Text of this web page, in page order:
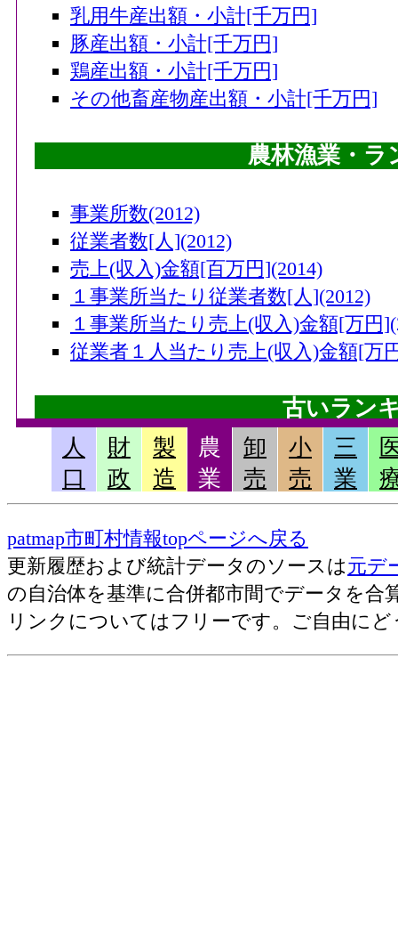
乳用牛産出額・小計[千万円]
豚産出額・小計[千万円]
鶏産出額・小計[千万円]
その他畜産物産出額・小計[千万円]
農林漁業・ラ
事業所数(2012)
従業者数[人](2012)
売上(収入)金額[百万円](2014)
１事業所当たり従業者数[人](2012)
１事業所当たり売上(収入)金額[万円
従業者１人当たり売上(収入)金額[万
古いラン
畜産産出額・小計[千万円](2006)
果実産出額[千万円](2006)
耕種産出額・小計[千万円](2006)
農業産出額・総計[千万円](2006)
野菜産出額[千万円](2006)
売上(収入)金額[百万円](2012)
人
口
財
政
製
造
農
業
卸
売
小
売
三
業
patmap市町村情報topページへ戻る
更新履歴および統計データのソースは元デ
の自治体を基準に合併都市間でデータを合
リンクについてはフリーです。ご自由にど